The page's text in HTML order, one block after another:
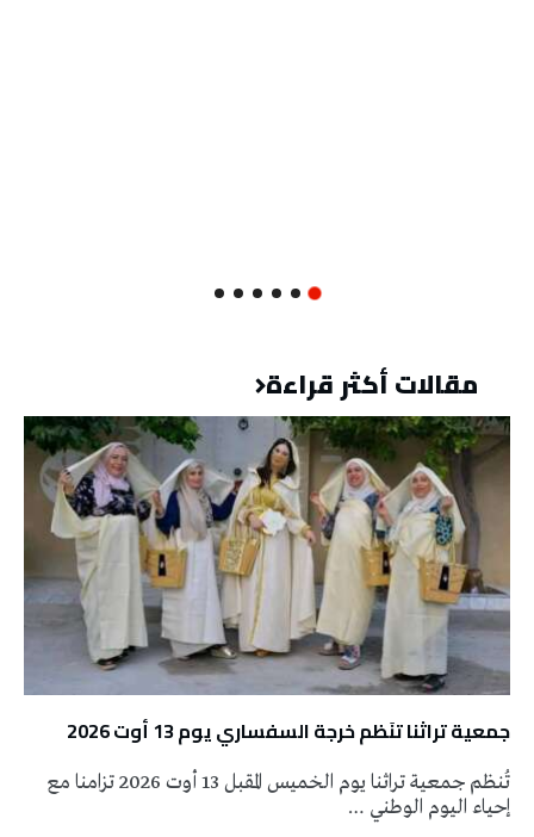
مقالات أكثر قراءة
جمعية تراثنا تنَظم خرجة السفساري يوم 13 أوت 2026
تُنظم جمعية تراثنا يوم الخميس المقبل 13 أوت 2026 تزامنا مع
إحياء اليوم الوطني …